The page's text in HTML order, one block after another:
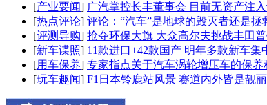
[产业要闻] 广汽掌控长丰董事会 目前无资产注入
[热点评论] 评论：“汽车”是地球的毁灭者还是拯
[评测导购] 抢夺环保大旗 大众高尔夫挑战丰田
[新车谍照] 11款进口+42款国产 明年多款新车集
[用车保养] 专家指点关于汽车涡轮增压车的保养
[玩车趣闻] F1日本铃鹿站风景 赛道内外皆是靓